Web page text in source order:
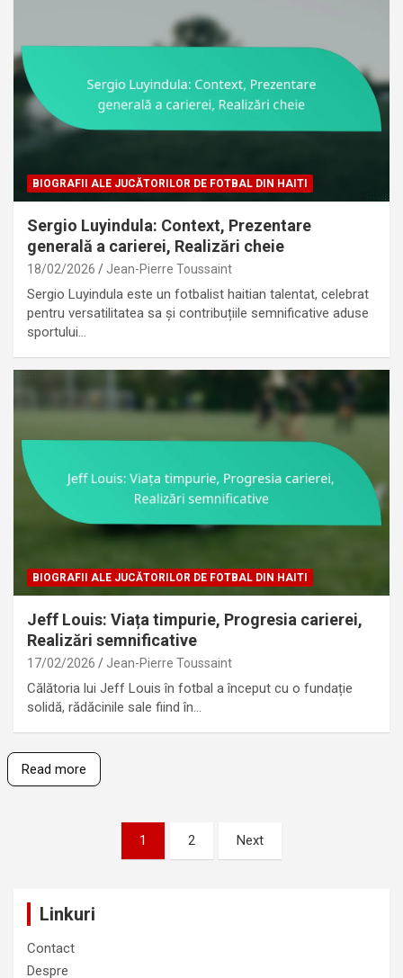
BIOGRAFII ALE JUCĂTORILOR DE FOTBAL DIN HAITI
Sergio Luyindula: Context, Prezentare
generală a carierei, Realizări cheie
18/02/2026 Jean-Pierre Toussaint
Sergio Luyindula este un fotbalist haitian talentat, celebrat
pentru versatilitatea sa și contribuțiile semnificative aduse
sportului…
BIOGRAFII ALE JUCĂTORILOR DE FOTBAL DIN HAITI
Jeff Louis: Viața timpurie, Progresia carierei,
Realizări semnificative
17/02/2026 Jean-Pierre Toussaint
Călătoria lui Jeff Louis în fotbal a început cu o fundație
solidă, rădăcinile sale fiind în…
Read more
1 2 Next
Linkuri
Contact
Despre